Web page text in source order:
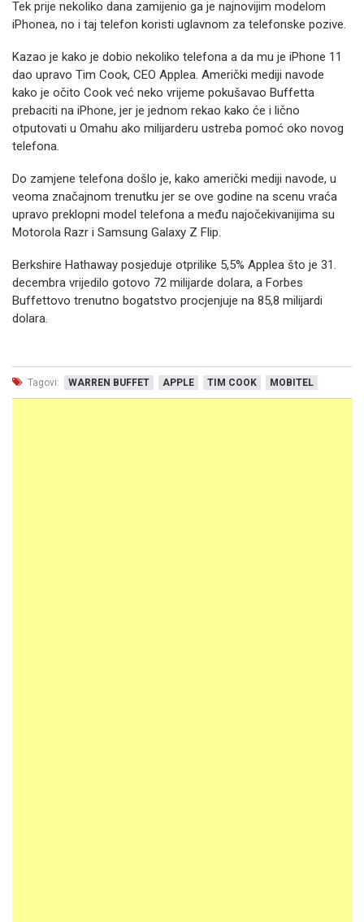
Tek prije nekoliko dana zamijenio ga je najnovijim modelom
iPhonea, no i taj telefon koristi uglavnom za telefonske pozive.
Kazao je kako je dobio nekoliko telefona a da mu je iPhone 11
dao upravo Tim Cook, CEO Applea. Američki mediji navode
kako je očito Cook već neko vrijeme pokušavao Buffetta
prebaciti na iPhone, jer je jednom rekao kako će i lično
otputovati u Omahu ako milijarderu ustreba pomoć oko novog
telefona.
Do zamjene telefona došlo je, kako američki mediji navode, u
veoma značajnom trenutku jer se ove godine na scenu vraća
upravo preklopni model telefona a među najočekivanijima su
Motorola Razr i Samsung Galaxy Z Flip.
Berkshire Hathaway posjeduje otprilike 5,5% Applea što je 31.
decembra vrijedilo gotovo 72 milijarde dolara, a Forbes
Buffettovo trenutno bogatstvo procjenjuje na 85,8 milijardi
dolara.
Tagovi: WARREN BUFFET APPLE TIM COOK MOBITEL